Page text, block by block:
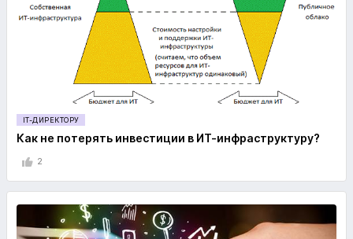
IT-ДИРЕКТОРУ
Как не потерять инвестиции в ИТ-инфраструктуру?
2